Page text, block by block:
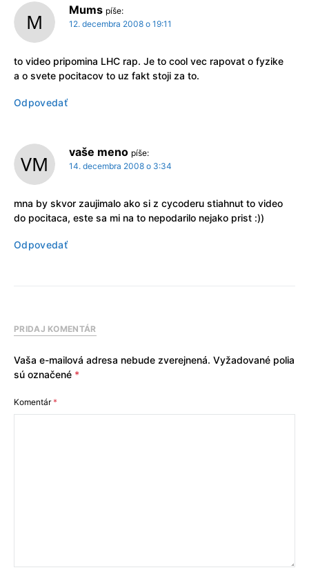
Mums píše:
12. decembra 2008 o 19:11
to video pripomina LHC rap. Je to cool vec rapovat o fyzike
a o svete pocitacov to uz fakt stoji za to.
Odpovedať
vaše meno píše:
14. decembra 2008 o 3:34
mna by skvor zaujimalo ako si z cycoderu stiahnut to video
do pocitaca, este sa mi na to nepodarilo nejako prist :))
Odpovedať
PRIDAJ KOMENTÁR
Vaša e-mailová adresa nebude zverejnená. Vyžadované polia
sú označené *
Komentár*